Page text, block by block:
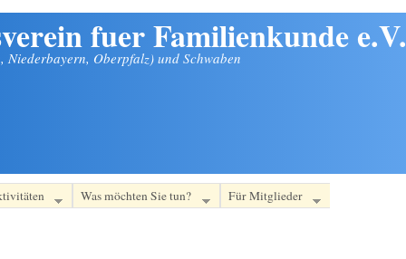
fuer Familienkunde e.V.
Oberpfalz) und Schwaben
Was möchten Sie tun? Für Mitglieder